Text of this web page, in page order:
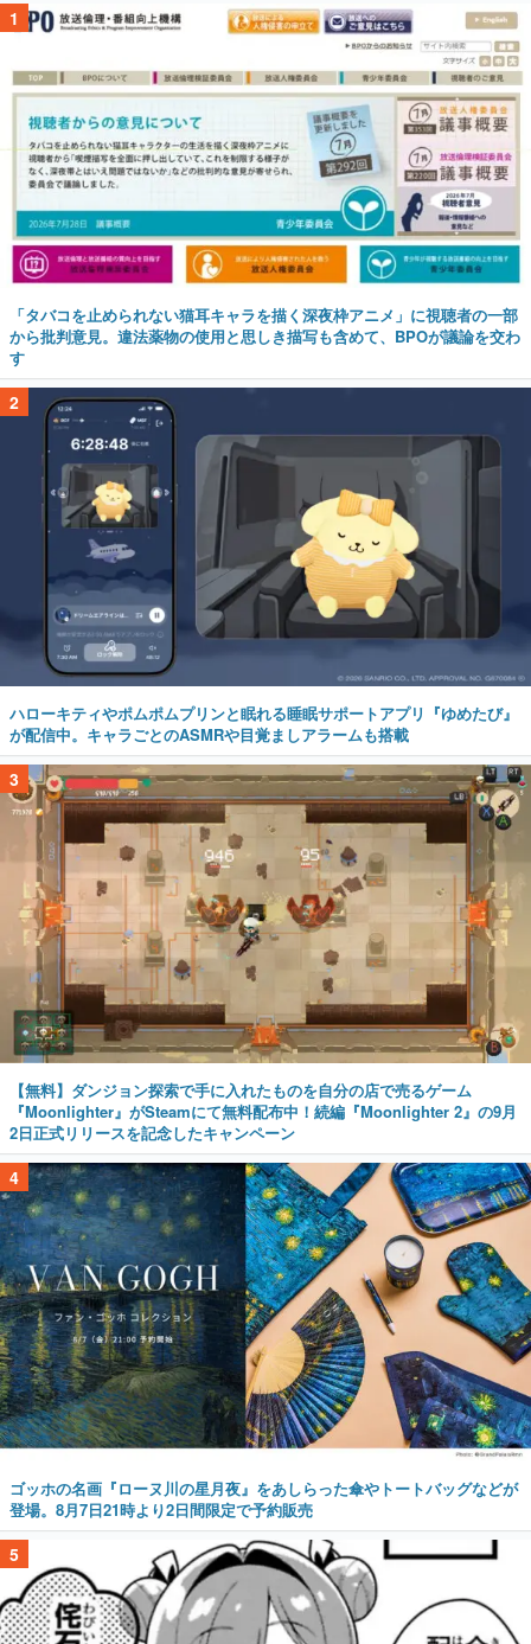
1
「タバコを止められない猫耳キャラを描く深夜枠アニメ」に視聴者の一部
から批判意見。違法薬物の使用と思しき描写も含めて、BPOが議論を交わ
す
2
ハローキティやポムポムプリンと眠れる睡眠サポートアプリ『ゆめたび』
が配信中。キャラごとのASMRや目覚ましアラームも搭載
3
【無料】ダンジョン探索で手に入れたものを自分の店で売るゲーム
『Moonlighter』がSteamにて無料配布中！続編『Moonlighter 2』の9月
2日正式リリースを記念したキャンペーン
4
ゴッホの名画『ローヌ川の星月夜』をあしらった傘やトートバッグなどが
登場。8月7日21時より2日間限定で予約販売
5